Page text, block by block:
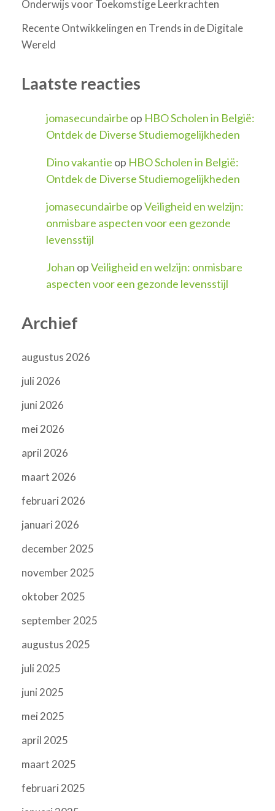
Onderwijs voor Toekomstige Leerkrachten
Recente Ontwikkelingen en Trends in de Digitale
Wereld
Laatste reacties
jomasecundairbe op HBO Scholen in België:
Ontdek de Diverse Studiemogelijkheden
Dino vakantie op HBO Scholen in België:
Ontdek de Diverse Studiemogelijkheden
jomasecundairbe opVeiligheid en welzijn:
onmisbare aspecten voor een gezonde
levensstijl
Johan opVeiligheid en welzijn: onmisbare
aspecten voor een gezonde levensstijl
Archief
augustus 2026
juli 2026
juni 2026
mei 2026
april 2026
maart 2026
februari 2026
januari 2026
december 2025
november 2025
oktober 2025
september 2025
augustus 2025
juli 2025
juni 2025
mei 2025
april 2025
maart 2025
februari 2025